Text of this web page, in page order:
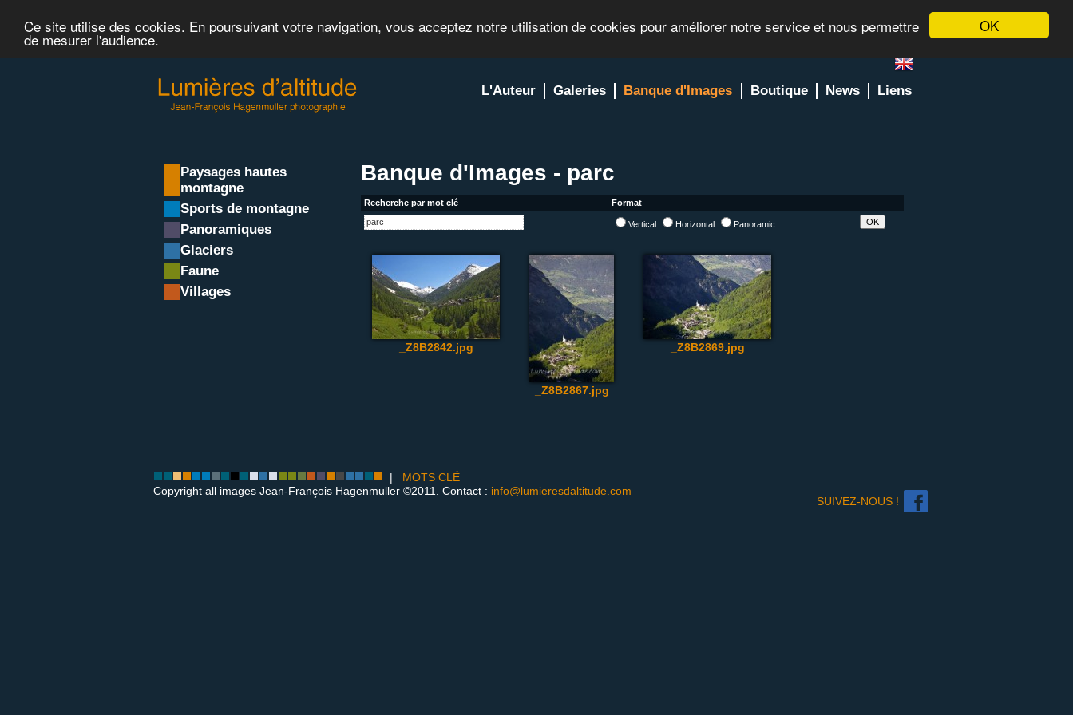
OK
Ce site utilise des cookies. En poursuivant votre navigation, vous acceptez notre utilisation de cookies pour améliorer notre service et nous permettre
de mesurer l'audience.
L'Auteur Galeries Banque d'Images Boutique News Liens
Paysages hautes
montagne
Sports de montagne
Panoramiques
Glaciers
Faune
Villages
Banque d'Images - parc
Recherche par mot clé Format
Vertical Horizontal Panoramic
_Z8B2842.jpg
_Z8B2867.jpg
_Z8B2869.jpg
| MOTS CLÉ
Copyright all images Jean-François Hagenmuller ©2011. Contact : info@lumieresdaltitude.com
SUIVEZ-NOUS !